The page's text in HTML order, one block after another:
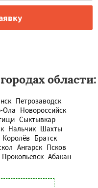
области:
Петрозаводск
Ола Новороссийск
Сыктывкар
Нальчик Шахты
Королёв Братск
Ангарск Псков
Прокопьевск Абакан